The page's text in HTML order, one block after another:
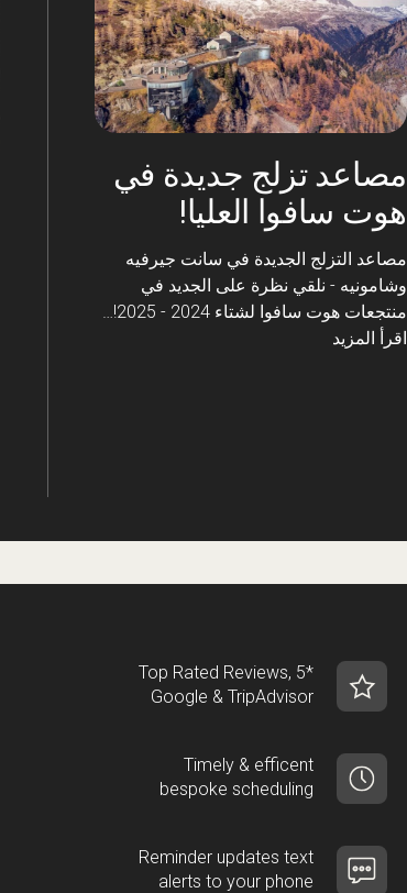
مصاعد تزلج جديدة في
هوت سافوا العليا!
مصاعد التزلج الجديدة في سانت جيرفيه
وشامونيه - نلقي نظرة على الجديد في
منتجعات هوت سافوا لشتاء 2024 - 2025!…
اقرأ المزيد
Top Rated Reviews, 5*
Google & TripAdvisor
Timely & efficent
bespoke scheduling
Reminder updates text
alerts to your phone